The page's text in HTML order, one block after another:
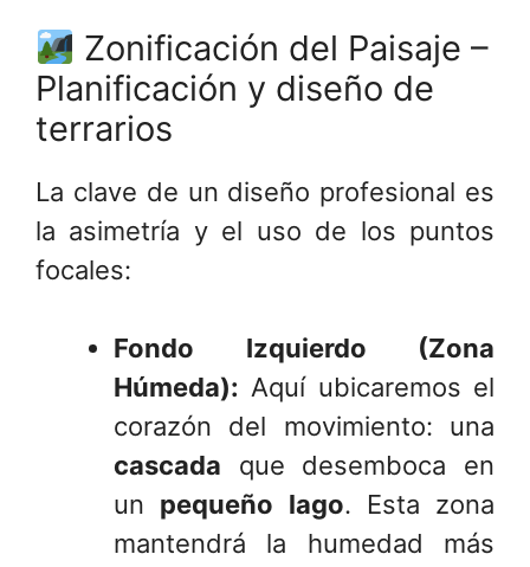
Zonificación del Paisaje –
Planificación y diseño de
terrarios
La clave de un diseño profesional es
la asimetría y el uso de los puntos
focales:
Fondo Izquierdo (Zona
Húmeda): Aquí ubicaremos el
corazón del movimiento: una
cascada que desemboca en
un pequeño lago. Esta zona
mantendrá la humedad más